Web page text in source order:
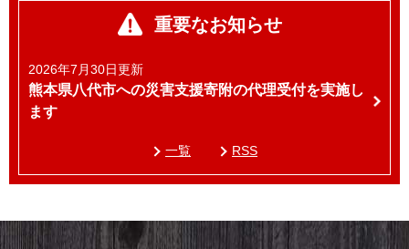
重要なお知らせ
2026年7月30日更新
熊本県八代市への災害支援寄附の代理受付を実施し
ます
一覧 RSS